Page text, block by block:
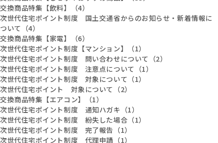
交換商品特集【飲料】（4）
次世代住宅ポイント制度 国土交通省からのお知らせ・新着情報に
ついて（4）
交換商品特集【家電】（6）
次世代住宅ポイント制度【マンション】（1）
次世代住宅ポイント制度 問い合わせについて（2）
次世代住宅ポイント制度 注意点について（1）
次世代住宅ポイント制度 対象について（1）
次世代住宅ポイント 対象について（2）
交換商品特集【エアコン】（1）
次世代住宅ポイント制度 通知ハガキ（1）
次世代住宅ポイント制度 紛失した場合（1）
次世代住宅ポイント制度 完了報告（1）
次世代住宅ポイント制度 代理申請（1）